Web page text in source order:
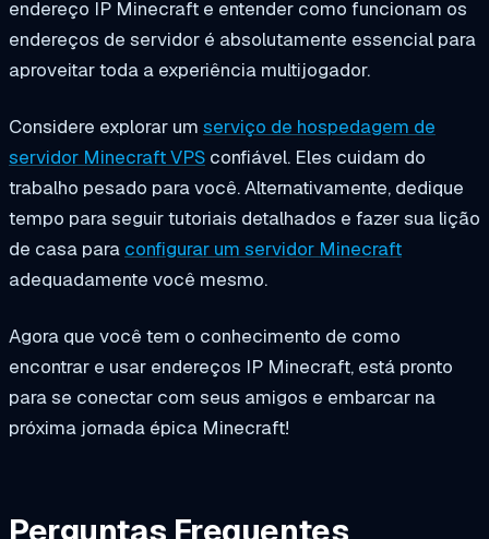
endereço IP Minecraft e entender como funcionam os
endereços de servidor é absolutamente essencial para
aproveitar toda a experiência multijogador.
Considere explorar um serviço de hospedagem de
servidor Minecraft VPS confiável. Eles cuidam do
trabalho pesado para você. Alternativamente, dedique
tempo para seguir tutoriais detalhados e fazer sua lição
de casa para configurar um servidor Minecraft
adequadamente você mesmo.
Agora que você tem o conhecimento de como
encontrar e usar endereços IP Minecraft, está pronto
para se conectar com seus amigos e embarcar na
próxima jornada épica Minecraft!